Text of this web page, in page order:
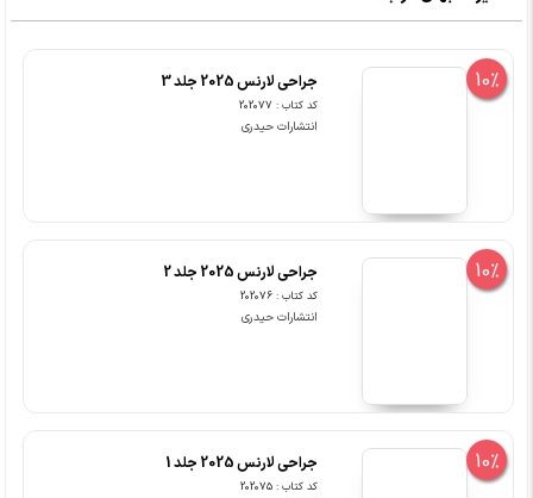
10% جراحی لارنس 2025 جلد 3
کد کتاب : 202077
انتشارات حیدری
10% جراحی لارنس 2025 جلد 2
کد کتاب : 202076
انتشارات حیدری
10% جراحی لارنس 2025 جلد 1
کد کتاب : 202075